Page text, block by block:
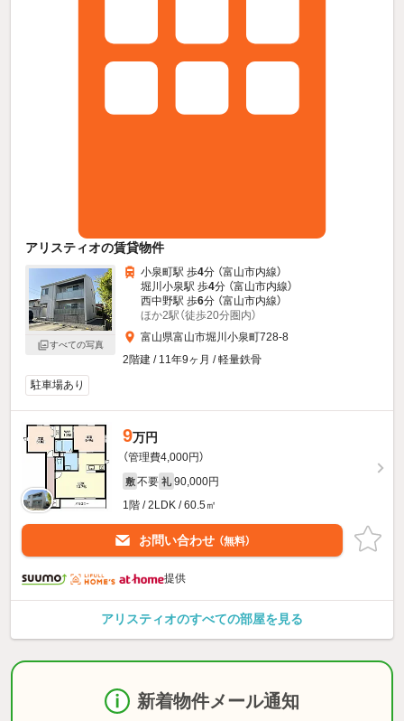
アリスティオの賃貸物件
すべての写真
小泉町駅 歩4分 （富山市内線）
堀川小泉駅 歩4分 （富山市内線）
西中野駅 歩6分 （富山市内線）
ほか2駅（徒歩20分圏内）
富山県富山市堀川小泉町728-8
2階建 / 11年9ヶ月 / 軽量鉄骨
駐車場あり
9万円
（管理費4,000円）
敷 不要 礼 90,000円
1階 / 2LDK / 60.5㎡
お問い合わせ （無料）
提供
アリスティオのすべての部屋を見る
新着物件メール通知